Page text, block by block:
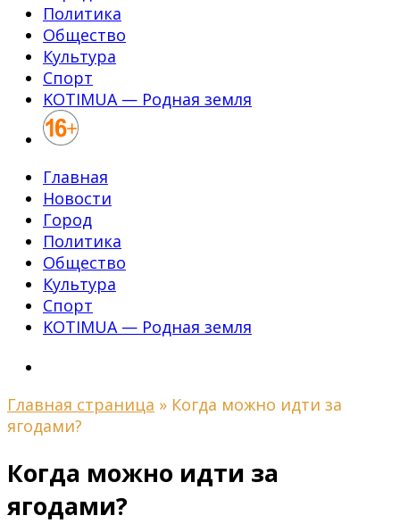
Политика
Общество
Культура
Спорт
KOTIMUA — Родная земля
Главная
Новости
Город
Политика
Общество
Культура
Спорт
KOTIMUA — Родная земля
Главная страница » Когда можно идти за
ягодами?
Когда можно идти за
ягодами?